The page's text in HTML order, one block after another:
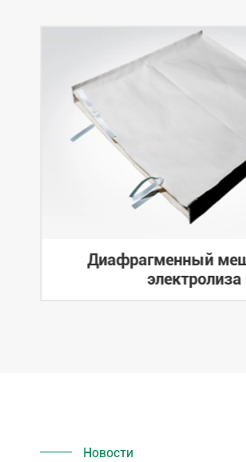
Диафрагменный
электролиза
Новости